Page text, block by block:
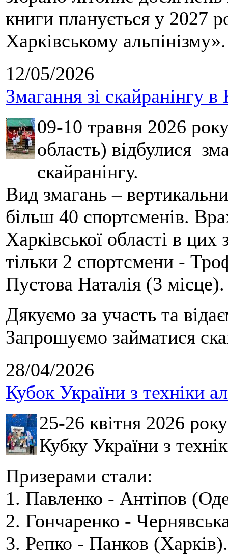
книги планується у 2027
Харківському альпінізму».
12/05/2026
Змагання зі скайранінгу в
09-10 травня 2026
область) відбулися
скайранінгу.
Вид змагань –
більш 40 спортсменів.
Харківської області в
тільки 2 спортсмени -
Пустова Наталія (3 місце).
Дякуємо за участь та
Запрошуємо займатися
28/04/2026
Кубок України з техніки
25-26 квітня 2026
Кубку України з
Призерами стали:
1. Павленко - Антіпов
2. Гончаренко -
3. Репко - Панков (Харків).